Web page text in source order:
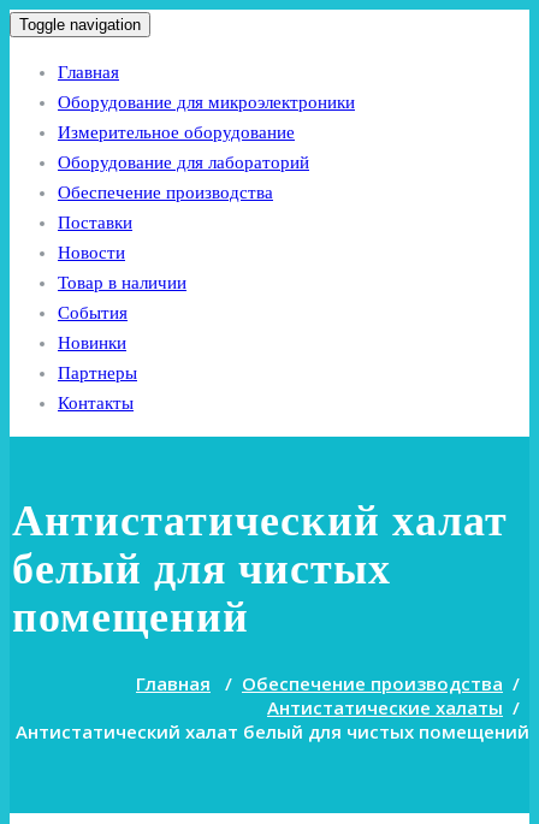
Toggle navigation
Главная
Оборудование для микроэлектроники
Измерительное оборудование
Оборудование для лабораторий
Обеспечение производства
Поставки
Новости
Товар в наличии
События
Новинки
Партнеры
Контакты
Антистатический халат
белый для чистых
помещений
Главная / Обеспечение производства /
Антистатические халаты /
Антистатический халат белый для чистых помещений